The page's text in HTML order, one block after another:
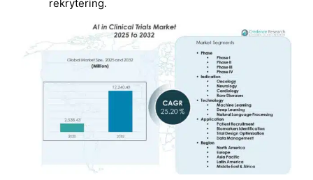
rekrytering.